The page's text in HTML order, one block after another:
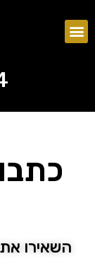
השאירו